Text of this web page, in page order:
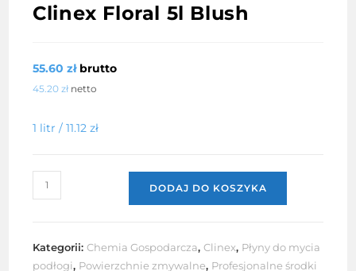
Clinex Floral 5l Blush
55.60złbrutto
45.20 zł netto
1 litr / 11.12zł
ilość
Clinex
Blush
DODAJ DO KOSZYKA
Kategorii:Chemia Gospodarcza,Clinex, Płyny do mycia
podłogi, Powierzchnie zmywalne, Profesjonalne środki